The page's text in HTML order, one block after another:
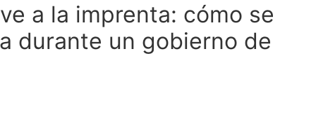
a la imprenta: cómo se
durante un gobierno de